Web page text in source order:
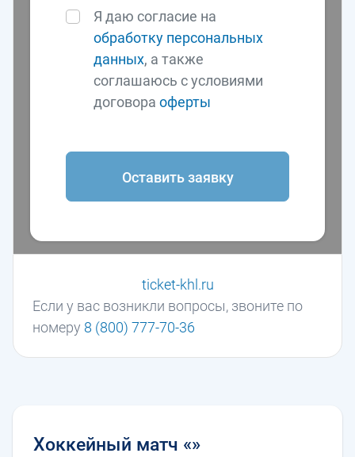
Я даю согласие на
обработку персональных
данных, а также
соглашаюсь с условиями
договораоферты
Оставить заявку
Если у вас возникли вопросы, звоните по
номеру 8 (800) 777-70-36
ticket-khl.ru
Хоккейный матч «»